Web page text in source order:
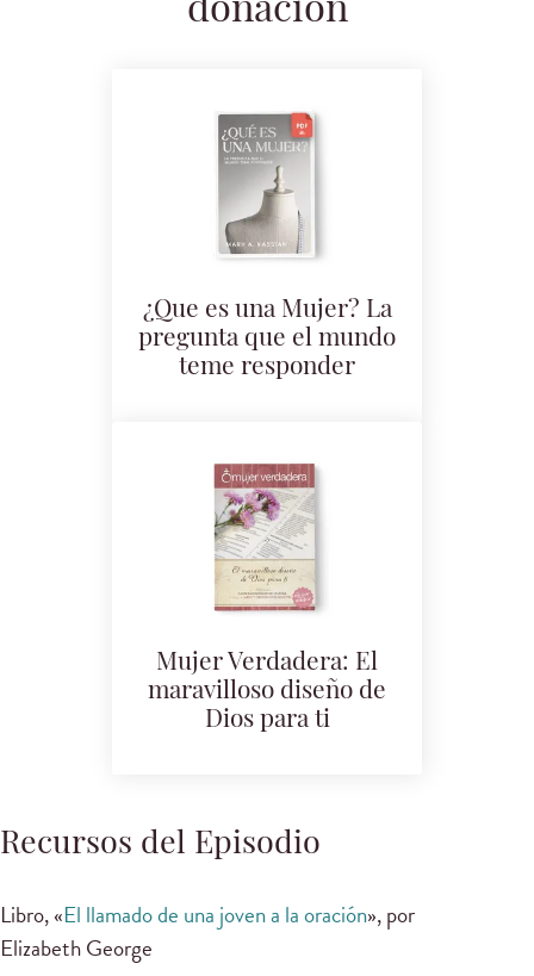
donación
¿Que es una Mujer? La
pregunta que el mundo
teme responder
Mujer Verdadera: El
maravilloso diseño de
Dios para ti
Recursos del Episodio
Libro, «El llamado de una joven a la oración», por
Elizabeth George